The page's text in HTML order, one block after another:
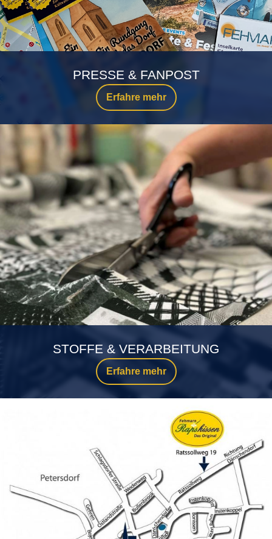
Erfahre mehr
PRESSE & FANPOST
Erfahre mehr
STOFFE & VERARBEITUNG